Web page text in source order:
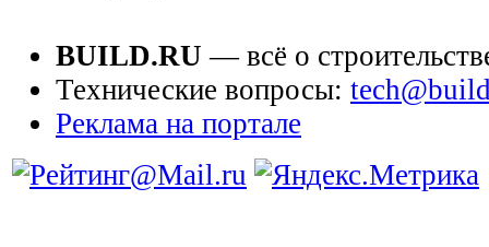
BUILD.RU — всё о
Технические вопросы:
Реклама на портале